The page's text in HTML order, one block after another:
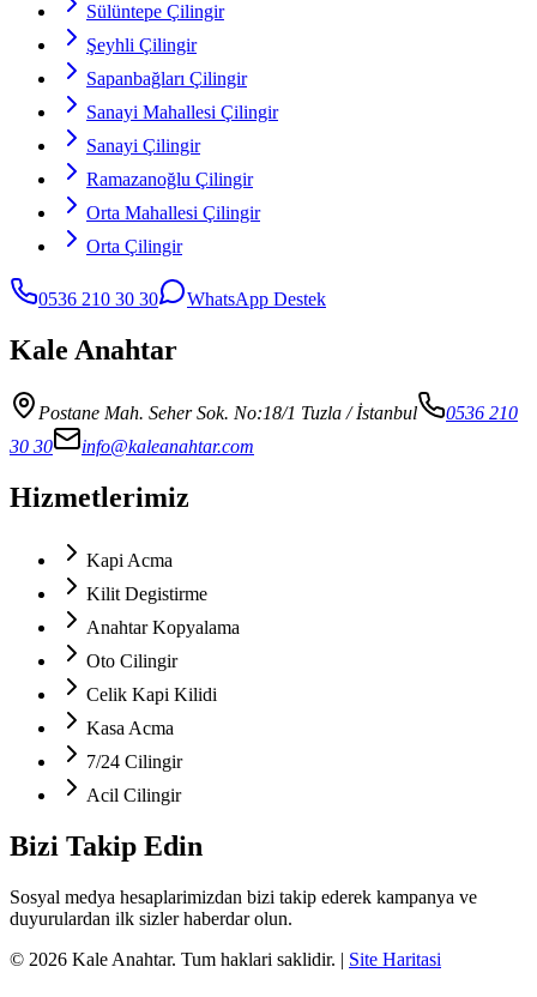
Sülüntepe Çilingir
Şeyhli Çilingir
Sapanbağları Çilingir
Sanayi Mahallesi Çilingir
Sanayi Çilingir
Ramazanoğlu Çilingir
Orta Mahallesi Çilingir
Orta Çilingir
0536 210 30 30 WhatsApp Destek
Kale Anahtar
Postane Mah. Seher Sok. No:18/1 Tuzla / İstanbul
0536 210
30 30
info@kaleanahtar.com
Hizmetlerimiz
Kapi Acma
Kilit Degistirme
Anahtar Kopyalama
Oto Cilingir
Celik Kapi Kilidi
Kasa Acma
7/24 Cilingir
Acil Cilingir
Bizi Takip Edin
Sosyal medya hesaplarimizdan bizi takip ederek kampanya ve
duyurulardan ilk sizler haberdar olun.
© 2026 Kale Anahtar. Tum haklari saklidir. | Site Haritasi